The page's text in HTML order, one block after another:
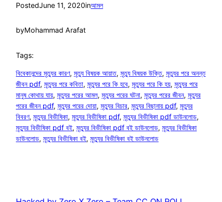
PostedJune 11, 2020inআমল
byMohammad Arafat
Tags:
বিবেকানন্দের মৃত্যুর কারণ, মৃত্যু বিষয়ক আয়াত, মৃত্যু বিষয়ক উক্তি, মৃত্যুর পরে অনন্ত
জীবন pdf, মৃত্যুর পরে কবিতা, মৃত্যুর পরে কি হবে, মৃত্যুর পরে কি হয়, মৃত্যুর পরে
মানুষ কোথায় যায়, মৃত্যুর পরের আমল, মৃত্যুর পরের ঘটনা, মৃত্যুর পরের জীবন, মৃত্যুর
পরের জীবন pdf, মৃত্যুর পরের দোয়া, মৃত্যুর বিচার, মৃত্যুর বিছানায় pdf, মৃত্যুর
বিবরণ, মৃত্যুর বিভীষিকা, মৃত্যুর বিভীষিকা pdf, মৃত্যুর বিভীষিকা pdf ডাউনলোড
মৃত্যুর বিভীষিকা pdf বই, মৃত্যুর বিভীষিকা pdf বই ডাউনলোড, মৃত্যুর বিভীষিকা
ডাউনলোড, মৃত্যুর বিভীষিকা বই, মৃত্যুর বিভীষিকা বই ডাউনলোড